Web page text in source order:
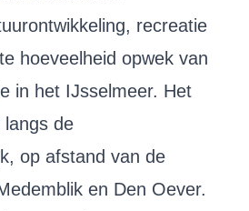
recreatie
hoeveelheid opwek van
in het IJsselmeer. Het
langs de
op afstand van de
en Den Oever.